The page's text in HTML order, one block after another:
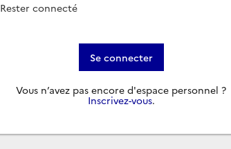
Rester connecté
Se connecter
Vous n’avez pas encore d'espace personnel ?
Inscrivez-vous.